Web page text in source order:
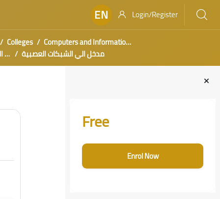
EN
Login/Register
Colleges
Computers and Information Technology
مدخل الي الشبكات العصبية
Blocks
Free
Enrol Now